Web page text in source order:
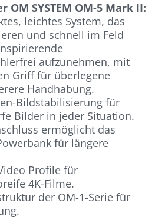
SYSTEM OM-5 Mark II:
leichtes System, das
und schnell im Feld
aufzunehmen, mit
Griff für überlegene
Handhabung.
Bildstabilisierung für
Bilder in jeder Situation.
ermöglicht das
für längere
Profile für
4K-Filme.
der OM-1-Serie für